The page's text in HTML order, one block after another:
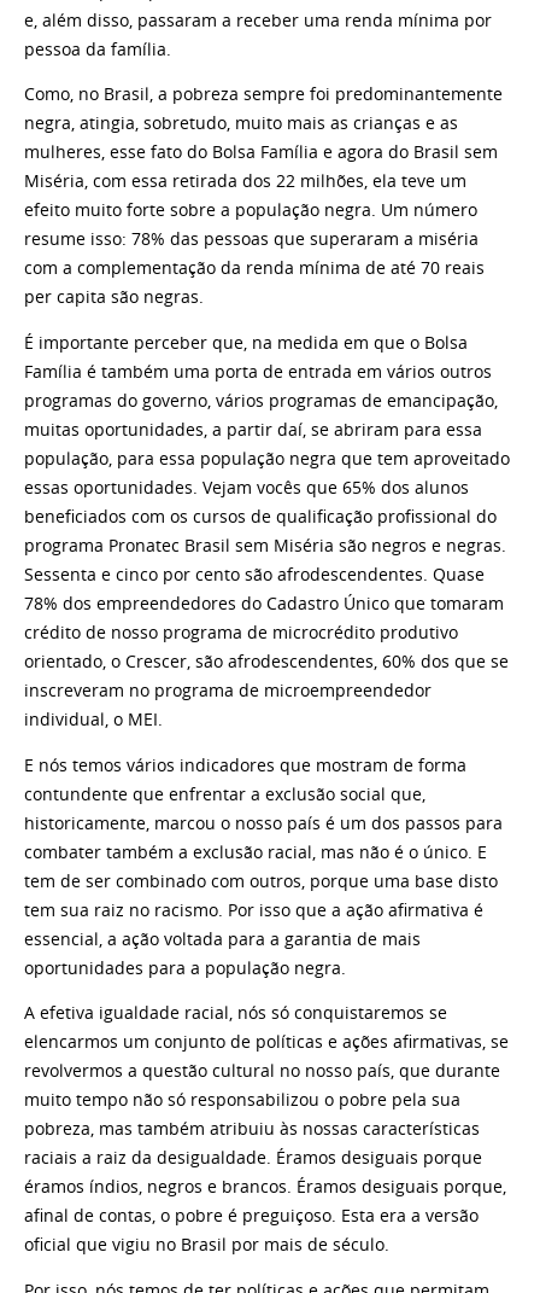
e, além disso, passaram a receber uma renda mínima por
pessoa da família.
Como, no Brasil, a pobreza sempre foi predominantemente
negra, atingia, sobretudo, muito mais as crianças e as
mulheres, esse fato do Bolsa Família e agora do Brasil sem
Miséria, com essa retirada dos 22 milhões, ela teve um
efeito muito forte sobre a população negra. Um número
resume isso: 78% das pessoas que superaram a miséria
com a complementação da renda mínima de até 70 reais
per capita são negras.
É importante perceber que, na medida em que o Bolsa
Família é também uma porta de entrada em vários outros
programas do governo, vários programas de emancipação,
muitas oportunidades, a partir daí, se abriram para essa
população, para essa população negra que tem aproveitado
essas oportunidades. Vejam vocês que 65% dos alunos
beneficiados com os cursos de qualificação profissional do
programa Pronatec Brasil sem Miséria são negros e negras.
Sessenta e cinco por cento são afrodescendentes. Quase
78% dos empreendedores do Cadastro Único que tomaram
crédito de nosso programa de microcrédito produtivo
orientado, o Crescer, são afrodescendentes, 60% dos que se
inscreveram no programa de microempreendedor
individual, o MEI.
E nós temos vários indicadores que mostram de forma
contundente que enfrentar a exclusão social que,
historicamente, marcou o nosso país é um dos passos para
combater também a exclusão racial, mas não é o único. E
tem de ser combinado com outros, porque uma base disto
tem sua raiz no racismo. Por isso que a ação afirmativa é
essencial, a ação voltada para a garantia de mais
oportunidades para a população negra.
A efetiva igualdade racial, nós só conquistaremos se
elencarmos um conjunto de políticas e ações afirmativas, se
revolvermos a questão cultural no nosso país, que durante
muito tempo não só responsabilizou o pobre pela sua
pobreza, mas também atribuiu às nossas características
raciais a raiz da desigualdade. Éramos desiguais porque
éramos índios, negros e brancos. Éramos desiguais porque,
afinal de contas, o pobre é preguiçoso. Esta era a versão
oficial que vigiu no Brasil por mais de século.